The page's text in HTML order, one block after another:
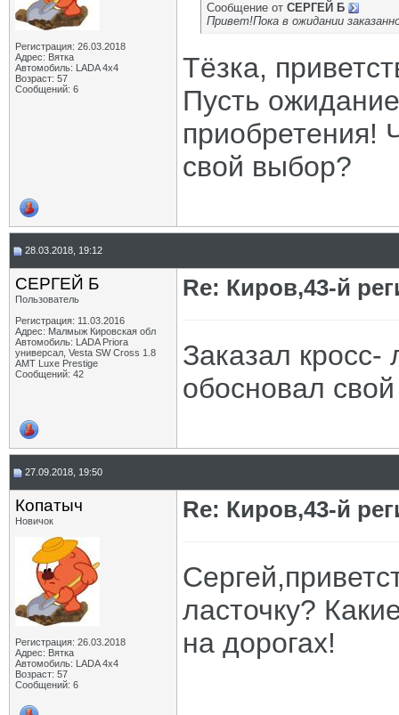
Регистрация: 26.03.2018
Адрес: Вятка
Автомобиль: LADA 4х4
Возраст: 57
Сообщений: 6
Сообщение от СЕРГЕЙ Б
Привет!Пока в ожидании
Тёзка,
Пусть
приобретения!
свой выбор?
28.03.2018, 19:12
СЕРГЕЙ Б
Пользователь
Регистрация: 11.03.2016
Адрес: Малмыж Кировская обл
Автомобиль: LADA Priora
универсал, Vesta SW Cross 1.8
АМТ Luxe Prestige
Сообщений: 42
Re: Киров,43-й
Заказал
обосновал
27.09.2018, 19:50
Копатыч
Новичок
Регистрация: 26.03.2018
Адрес: Вятка
Автомобиль: LADA 4х4
Возраст: 57
Сообщений: 6
Re: Киров,43-й
ласточку?
на дорогах!